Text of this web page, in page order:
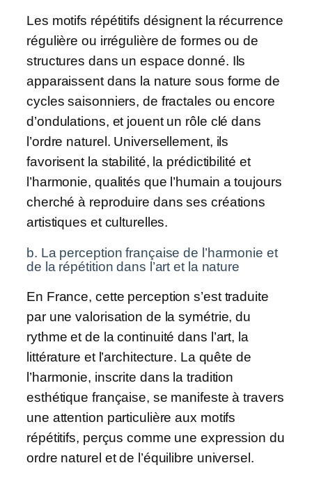
Les motifs répétitifs désignent la récurrence
régulière ou irrégulière de formes ou de
structures dans un espace donné. Ils
apparaissent dans la nature sous forme de
cycles saisonniers, de fractales ou encore
d’ondulations, et jouent un rôle clé dans
l’ordre naturel. Universellement, ils
favorisent la stabilité, la prédictibilité et
l’harmonie, qualités que l’humain a toujours
cherché à reproduire dans ses créations
artistiques et culturelles.
b. La perception française de l’harmonie et
de la répétition dans l’art et la nature
En France, cette perception s’est traduite
par une valorisation de la symétrie, du
rythme et de la continuité dans l’art, la
littérature et l’architecture. La quête de
l’harmonie, inscrite dans la tradition
esthétique française, se manifeste à travers
une attention particulière aux motifs
répétitifs, perçus comme une expression du
ordre naturel et de l’équilibre universel.